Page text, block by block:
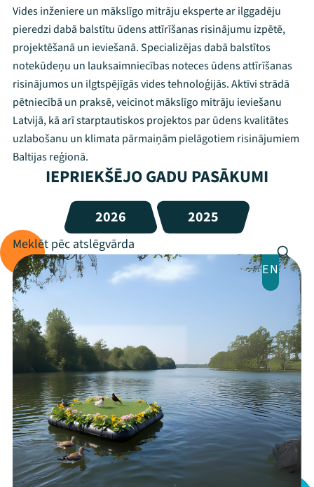
Festivāls
Programma
Arhīvs
Viņi bija LAMPĀ 2026
Vides inženiere un mākslīgo mitrāju eksperte ar ilggadēju
pieredzi dabā balstītu ūdens attīrīšanas risinājumu izpētē,
projektēšanā un ieviešanā. Specializējas dabā balstītos
notekūdeņu un lauksaimniecības noteces ūdens attīrīšanas
risinājumos un ilgtspējīgās vides tehnoloģijās. Aktīvi strādā
pētniecībā un praksē, veicinot mākslīgo mitrāju ieviešanu
Latvijā, kā arī starptautiskos projektos par ūdens kvalitātes
uzlabošanu un klimata pārmaiņām pielāgotiem risinājumiem
Baltijas reģionā.
IEPRIEKŠĒJO GADU PASĀKUMI
2026 2025
EN